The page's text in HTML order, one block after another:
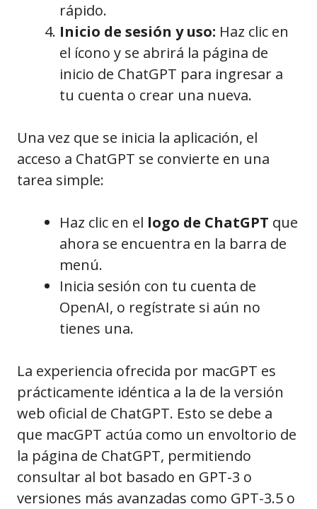
rápido.
Inicio de sesión y uso: Haz clic en
el ícono y se abrirá la página de
inicio de ChatGPT para ingresar a
tu cuenta o crear una nueva.
Una vez que se inicia la aplicación, el
acceso a ChatGPT se convierte en una
tarea simple:
Haz clic en el logo de ChatGPT que
ahora se encuentra en la barra de
menú.
Inicia sesión con tu cuenta de
OpenAI, o regístrate si aún no
tienes una.
La experiencia ofrecida por macGPT es
prácticamente idéntica a la de la versión
web oficial de ChatGPT. Esto se debe a
que macGPT actúa como un envoltorio de
la página de ChatGPT, permitiendo
consultar al bot basado en GPT-3 o
versiones más avanzadas como GPT-3.5 o